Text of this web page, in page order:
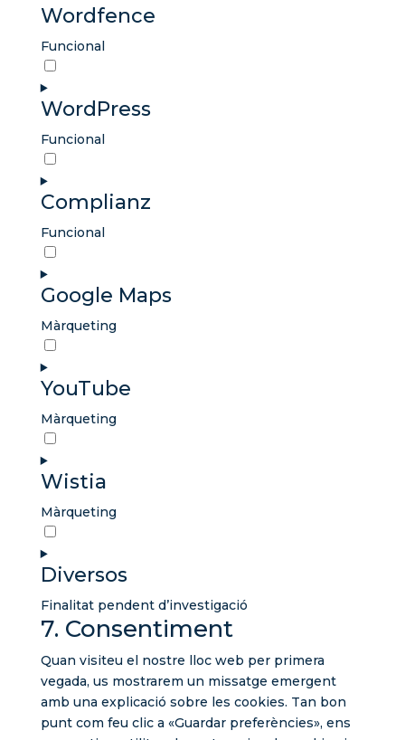
Wordfence
Funcional
Consent
to
service
WordPress
Funcional
Consent
to
service
Complianz
Funcional
Consent
to
service
Google Maps
Màrqueting
Consent
to
service
maps
YouTube
Màrqueting
Consent
to
service
Wistia
Màrqueting
Consent
to
service
Diversos
Finalitat pendent d’investigació
Consent
service
diversos
7. Consentiment
Quan visiteu el nostre lloc web per primera
vegada, us mostrarem un missatge emergent
amb una explicació sobre les cookies. Tan bon
punt com feu clic a «Guardar preferències», ens